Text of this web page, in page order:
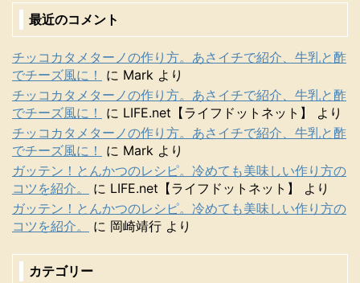
最近のコメント
チッコカタメターノの作り方。あさイチで紹介、牛乳と酢
でチーズ風に！
に Mark より
チッコカタメターノの作り方。あさイチで紹介、牛乳と酢
でチーズ風に！
に LIFE.net【ライフドットネット】
より
チッコカタメターノの作り方。あさイチで紹介、牛乳と酢
でチーズ風に！
に Mark より
ガッテン！とんかつのレシピ。冷めても美味しい作り方の
コツを紹介。
に LIFE.net【ライフドットネット】
より
ガッテン！とんかつのレシピ。冷めても美味しい作り方の
コツを紹介。
に 岡崎靖行 より
カテゴリー